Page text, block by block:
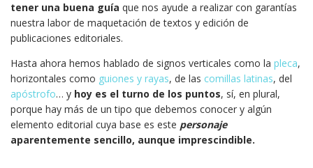
tener una buena guía que nos ayude a realizar con garantías
nuestra labor de maquetación de textos y edición de
publicaciones editoriales.
Hasta ahora hemos hablado de signos verticales como la pleca,
horizontales como guiones y rayas, de las comillas latinas, del
apóstrofo… y hoy es el turno de los puntos, sí, en plural,
porque hay más de un tipo que debemos conocer y algún
elemento editorial cuya base es este personaje
aparentemente sencillo, aunque imprescindible.